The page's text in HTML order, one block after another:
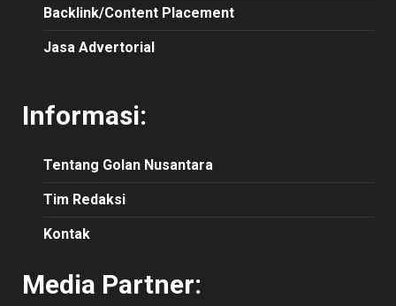
Backlink/Content Placement
Jasa Advertorial
Informasi:
Tentang Golan Nusantara
Tim Redaksi
Kontak
Media Partner: